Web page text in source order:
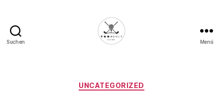
Suchen
Deine
Plattform
Menü
Kategorien
UNCATEGORIZED